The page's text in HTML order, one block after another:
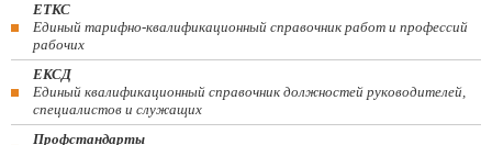
ЕТКС
Единый тарифно-квалификационный справочник работ и профессий
рабочих
ЕКСД
Единый квалификационный справочник должностей руководителей,
специалистов и служащих
Профстандарты